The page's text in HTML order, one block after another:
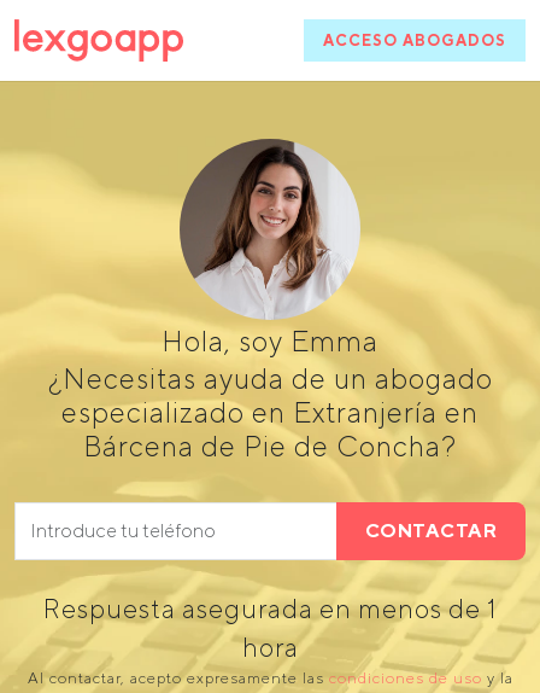
ACCESO ABOGADOS
Hola, soy Emma
¿Necesitas ayuda de un abogado
especializado en Extranjería en
Bárcena de Pie de Concha?
CONTACTAR
Respuesta asegurada en menos de 1
hora
Al contactar, acepto expresamente las condiciones de uso y la